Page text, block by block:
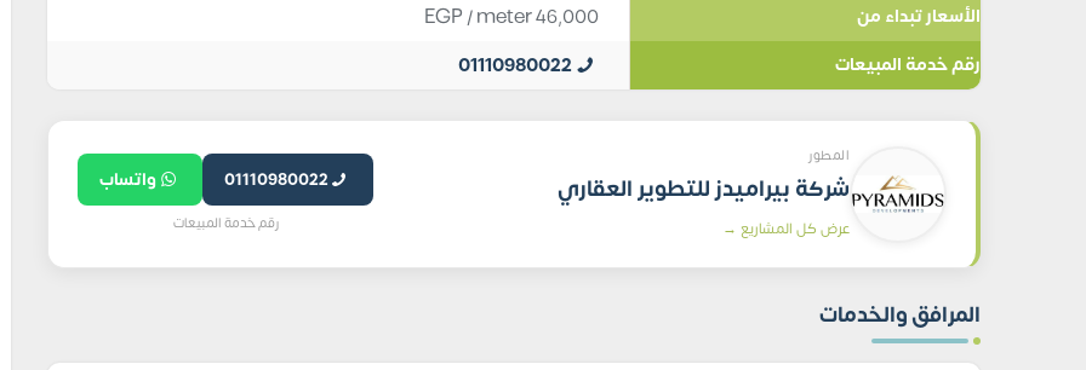
الأسعار تبداء من 46,000
EGP/ meter
رقم خدمة المبيعات 01110980022
المطور
شركة بيراميدز للتطوير العقاري
عرض كل المشاريع →
01110980022 واتساب
رقم خدمة المبيعات
المرافق والخدمات